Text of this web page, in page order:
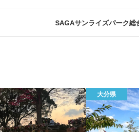
SAGAサンライズパーク総
大分県